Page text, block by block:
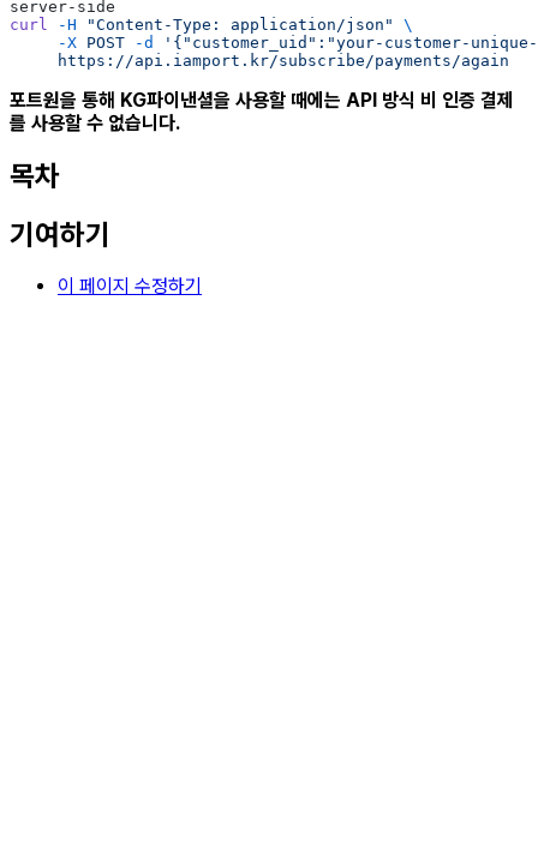
server-side
curl
-H "Content-Type: application/json"
\
     -X
POST -d
'{"customer_uid":"your-customer-
     https://api.iamport.kr/subscribe/payments/again
포트원을 통해 KG파이낸셜을 사용할 때에는 API 방식 비 인증 결제
를 사용할 수 없습니다.
목차
기여하기
이 페이지 수정하기